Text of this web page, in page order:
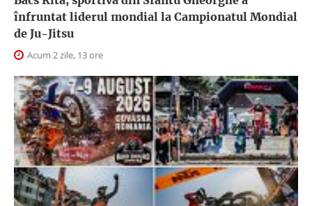
înfruntat liderul mondial la Campionatul Mondial
de Ju-Jitsu
Acum 2 zile, 13 ore